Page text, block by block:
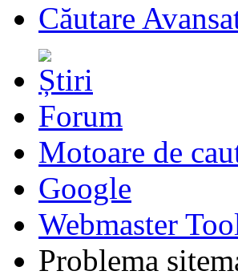
Căutare
Forum
Motoare de
Google
Webmaster
Problema